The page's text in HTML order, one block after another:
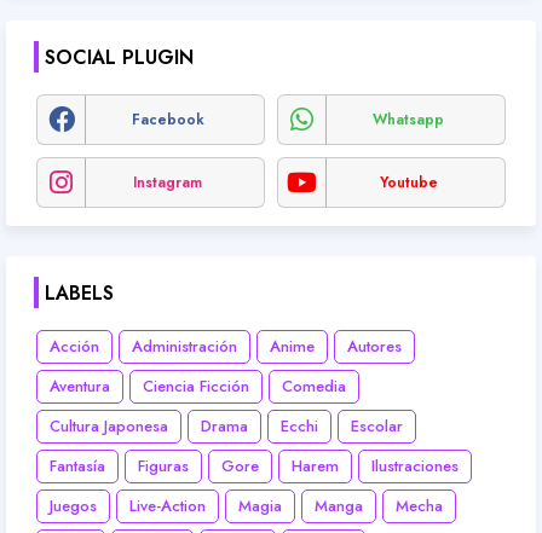
SOCIAL PLUGIN
Facebook Whatsapp
Instagram Youtube
LABELS
Acción Administración Anime
Autores
Aventura
Ciencia Ficción
Comedia
Cultura Japonesa
Drama Ecchi
Escolar
Fantasía
Figuras Gore Harem
Ilustraciones
Juegos
Live-Action Magia Manga
Mecha